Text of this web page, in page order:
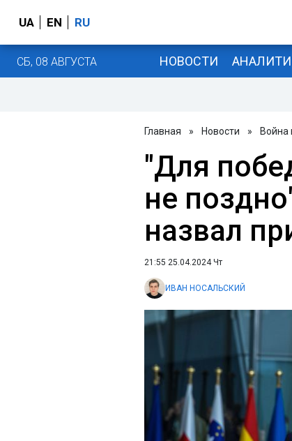
UA EN RU
СБ, 08 АВГУСТА НОВОСТИ
Главная » Новости » Война
"Для
не
назвал
21:55 25.04.2024 Чт
ИВАН НОСАЛЬСКИЙ